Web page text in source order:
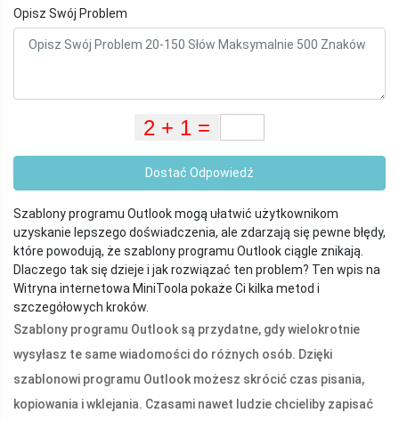
Opisz Swój Problem
Dostać Odpowiedź
Szablony programu Outlook mogą ułatwić użytkownikom
uzyskanie lepszego doświadczenia, ale zdarzają się pewne błędy,
które powodują, że szablony programu Outlook ciągle znikają.
Dlaczego tak się dzieje i jak rozwiązać ten problem? Ten wpis na
Witryna internetowa MiniToola pokaże Ci kilka metod i
szczegółowych kroków.
Szablony programu Outlook są przydatne, gdy wielokrotnie
wysyłasz te same wiadomości do różnych osób. Dzięki
szablonowi programu Outlook możesz skrócić czas pisania,
kopiowania i wklejania. Czasami nawet ludzie chcieliby zapisać